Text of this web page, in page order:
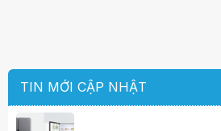
TIN MỚI CẬP NHẬT